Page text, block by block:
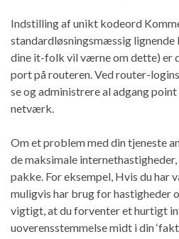
Indstilling af unikt kodeord
standardløsningsmæssig lignende
dine it-folk vil værne om dette) er
port på routeren. Ved router-
se og administrere al adgang
netværk.
Om et problem med din tjeneste
de maksimale
pakke. For eksempel, Hvis du
muligvis har brug for hastigheder
vigtigt, at du forventer et hurtigt
uoverensstemmelse midt i din